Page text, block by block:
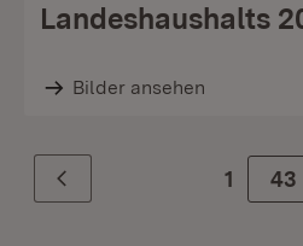
Landeshaushalts
Bilder ansehen
Zurück 1 43